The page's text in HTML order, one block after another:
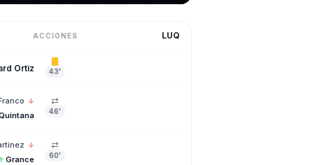
ACCIONES LUQ
Ortiz 43'
↓
⇄
46'
↓
Grance
⇄
60'